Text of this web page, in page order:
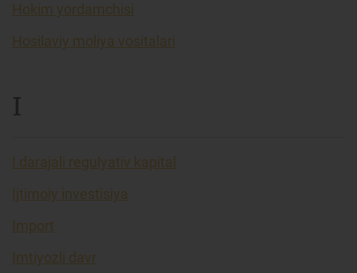
Hokim yordamchisi
Hosilaviy moliya vositalari
I
I darajali regulyativ kapital
Ijtimoiy investisiya
Import
Imtiyozli davr